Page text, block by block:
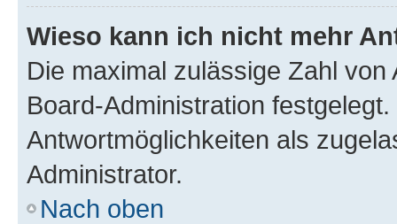
Wieso kann ich nicht mehr
Die maximal zulässige Zahl
Board-Administration
Antwortmöglichkeiten als
Administrator.
Nach oben